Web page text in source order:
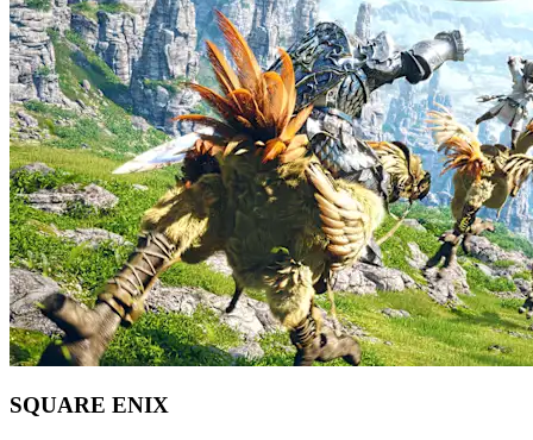
SQUARE ENIX